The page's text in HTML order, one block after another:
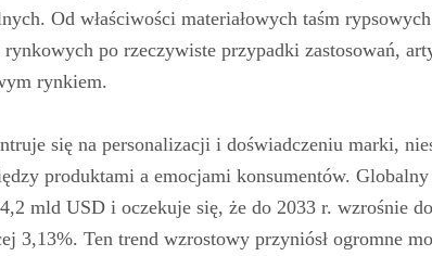
Od właściwości materiałowych taśm
po rzeczywiste przypadki zastosowań,
rynkiem.
się na personalizacji i doświadczeniu marki,
produktami a emocjami konsumentów.
mld USD i oczekuje się, że do 2033 r. wzrośnie
3,13%. Ten trend wzrostowy przyniósł ogromne